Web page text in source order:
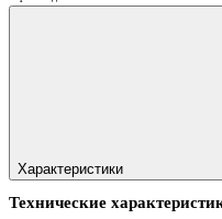
Характеристики
Технические